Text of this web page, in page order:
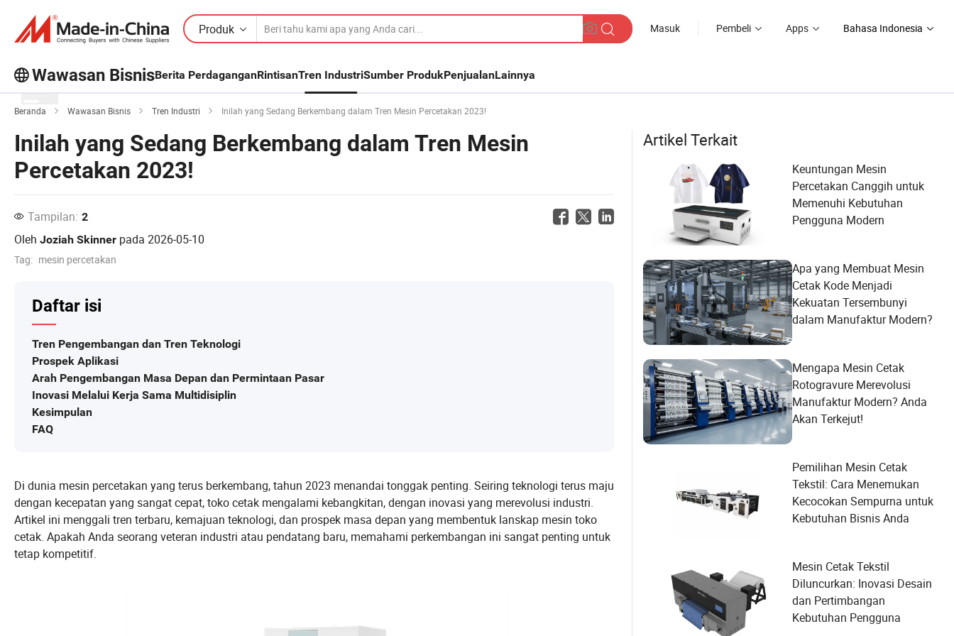
Produk Masuk Pembeli Apps Bahasa Indonesia
Wawasan BisnisBerita PerdaganganRintisanTren IndustriSumber ProdukPenjualanLainnya
Jelajahi artikel populer lainnya di
Lihat Lainnya
Beranda Wawasan Bisnis Tren Industri Inilah yang Sedang Berkembang dalam Tren Mesin Percetakan 2023!
Inilah yang Sedang Berkembang dalam Tren Mesin
Percetakan 2023!
Tampilan: 2
Oleh Joziah Skinner pada 2026-05-10
Tag: mesin percetakan
Daftar isi
Tren Pengembangan dan Tren Teknologi
Prospek Aplikasi
Arah Pengembangan Masa Depan dan Permintaan Pasar
Inovasi Melalui Kerja Sama Multidisiplin
Kesimpulan
FAQ
Di dunia mesin percetakan yang terus berkembang, tahun 2023 menandai tonggak penting. Seiring teknologi terus maju
dengan kecepatan yang sangat cepat, toko cetak mengalami kebangkitan, dengan inovasi yang merevolusi industri.
Artikel ini menggali tren terbaru, kemajuan teknologi, dan prospek masa depan yang membentuk lanskap mesin toko
cetak. Apakah Anda seorang veteran industri atau pendatang baru, memahami perkembangan ini sangat penting untuk
tetap kompetitif.
Artikel Terkait
Keuntungan Mesin
Percetakan Canggih untuk
Memenuhi Kebutuhan
Pengguna Modern
Apa yang Membuat Mesin
Cetak Kode Menjadi
Kekuatan Tersembunyi
dalam Manufaktur Modern?
Mengapa Mesin Cetak
Rotogravure Merevolusi
Manufaktur Modern? Anda
Akan Terkejut!
Pemilihan Mesin Cetak
Tekstil: Cara Menemukan
Kecocokan Sempurna untuk
Kebutuhan Bisnis Anda
Mesin Cetak Tekstil
Diluncurkan: Inovasi Desain
dan Pertimbangan
Kebutuhan Pengguna